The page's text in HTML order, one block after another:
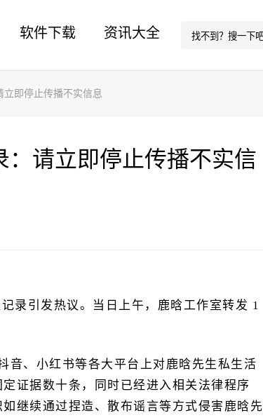
软件下载 资讯大全
立即停止传播不实信息
请立即停止传播不实信
录引发热议。当日上午，鹿晗工作室转发 1
音、小红书等各大平台上对鹿晗先生私生活
证据数十条，同时已经进入相关法律程序
继续通过捏造、散布谣言等方式侵害鹿晗先